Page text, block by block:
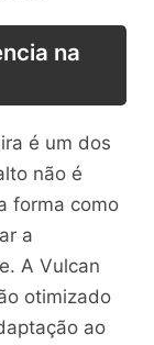
na
é um dos
não é
forma como
a
A Vulcan
otimizado
ao